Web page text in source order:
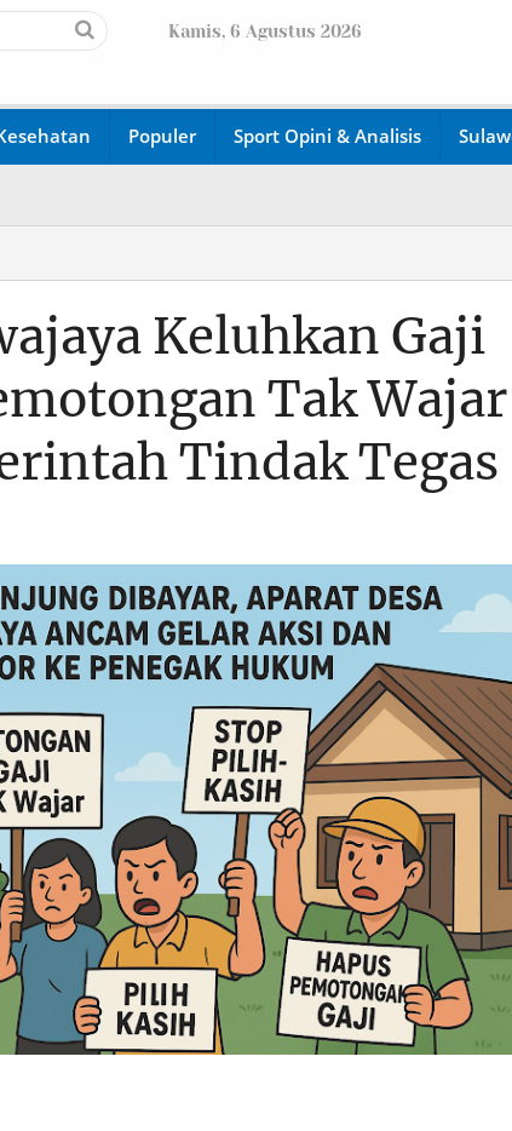
Kamis, 6 Agustus 2026
Populer Sport Opini & Analisis
Keluhkan Gaji
Tak
Tindak Tegas